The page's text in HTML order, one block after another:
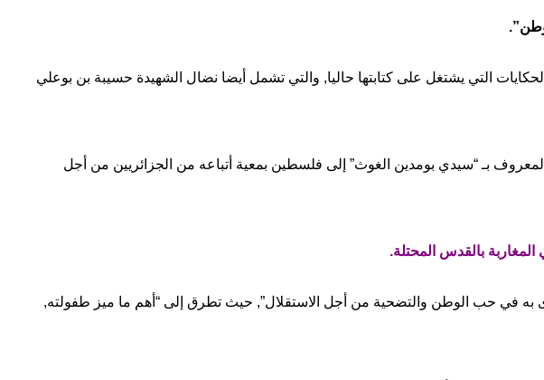
التي يشتغل على كتابتها حاليا, والتي تشمل أيضا نضال الشهيدة حسيبة بن بوعلي
بـ “سيدي بومدين الغوث” إلى فلسطين بمعية أتباعه من الجزائريين من أجل
بالقدس المحتلة.
به في حب الوطن والتضحية من أجل الاستقلال”, حيث تطرق إلى “أهم ما ميز طفولته,